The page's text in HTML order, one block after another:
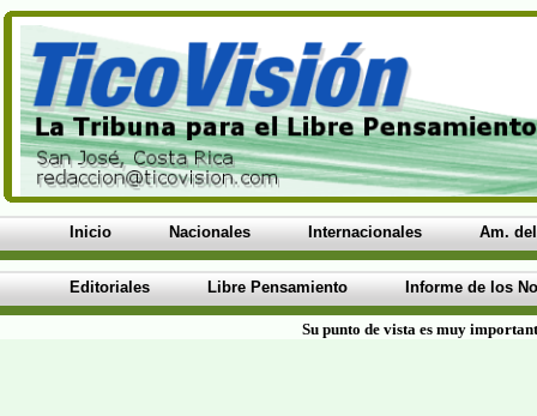
Inicio Nacionales Internacionales Am.
Editoriales Libre Pensamiento Informe de los
Su punto de vista es muy